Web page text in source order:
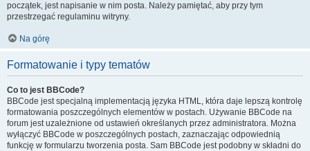
początek, jest napisanie w nim posta. Należy pamiętać, aby przy tym
przestrzegać regulaminu witryny.
Na górę
Formatowanie i typy tematów
Co to jest BBCode?
BBCode jest specjalną implementacją języka HTML, która daje lepszą kontrolę
formatowania poszczególnych elementów w postach. Używanie BBCode na
forum jest uzależnione od ustawień określanych przez administratora. Można
wyłączyć BBCode w poszczególnych postach, zaznaczając odpowiednią
funkcję w formularzu tworzenia posta. Sam BBCode jest podobny w składni do